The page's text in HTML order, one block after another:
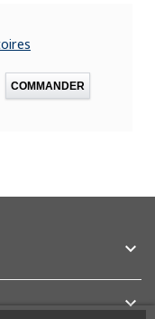
COMMANDER